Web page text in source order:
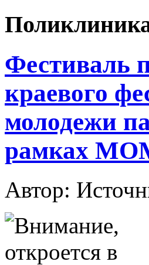
Фестиваль
краевого
молодежи
рамках
Автор: